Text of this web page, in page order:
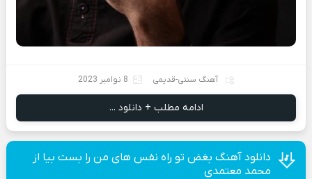
آهنگ سنتی-قدیمی 8 نوامبر 2023
ادامه مطلب + دانلود ...
دانلود آهنگ بغض تو راه نفس های من را بست بیا از
محمد معتمدی